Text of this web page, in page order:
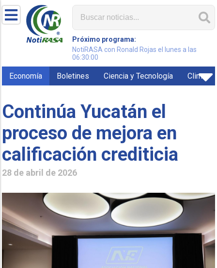
Próximo programa:
NotiRASA con Ronald Rojas el lunes a las
06:30:00
Economía Boletines Ciencia y Tecnología Clima
Continúa Yucatán el
proceso de mejora en
calificación crediticia
28 de abril de 2026